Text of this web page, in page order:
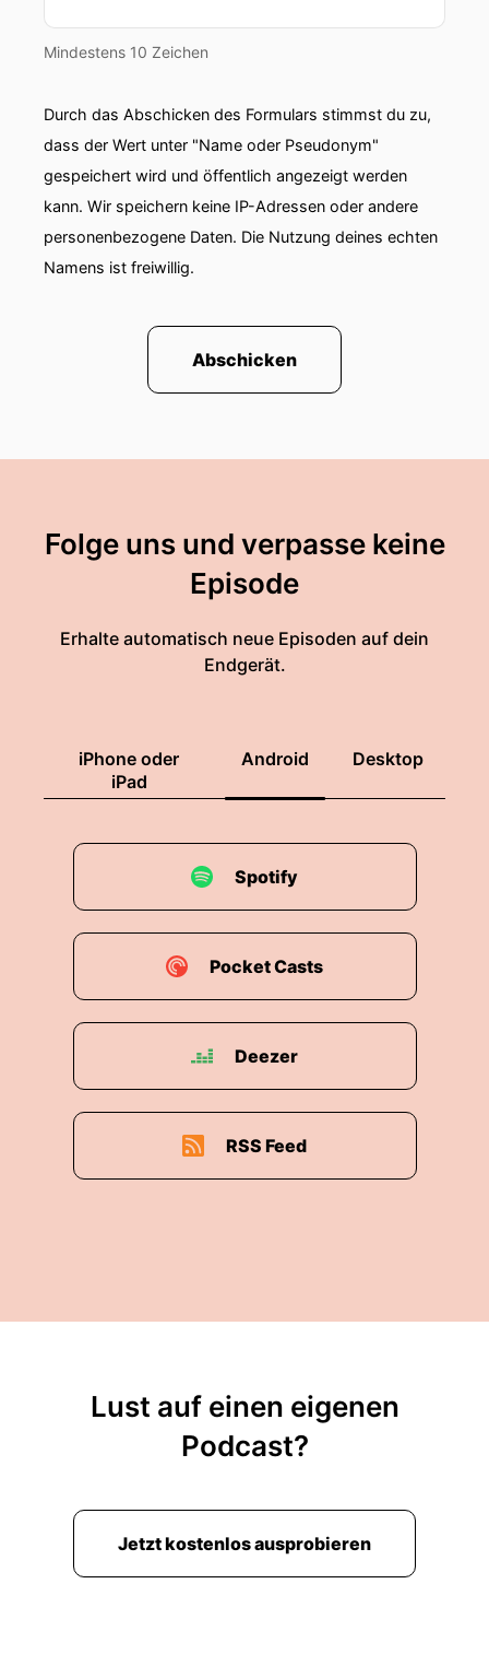
Mindestens 10 Zeichen
Durch das Abschicken des Formulars stimmst du zu,
dass der Wert unter "Name oder Pseudonym"
gespeichert wird und öffentlich angezeigt werden
kann. Wir speichern keine IP-Adressen oder andere
personenbezogene Daten. Die Nutzung deines echten
Namens ist freiwillig.
Abschicken
Folge uns und verpasse keine
Episode
Erhalte automatisch neue Episoden auf dein
Endgerät.
iPhone oder
iPad
Android Desktop
Spotify
Pocket Casts
Deezer
RSS Feed
Lust auf einen eigenen
Podcast?
Jetzt kostenlos ausprobieren